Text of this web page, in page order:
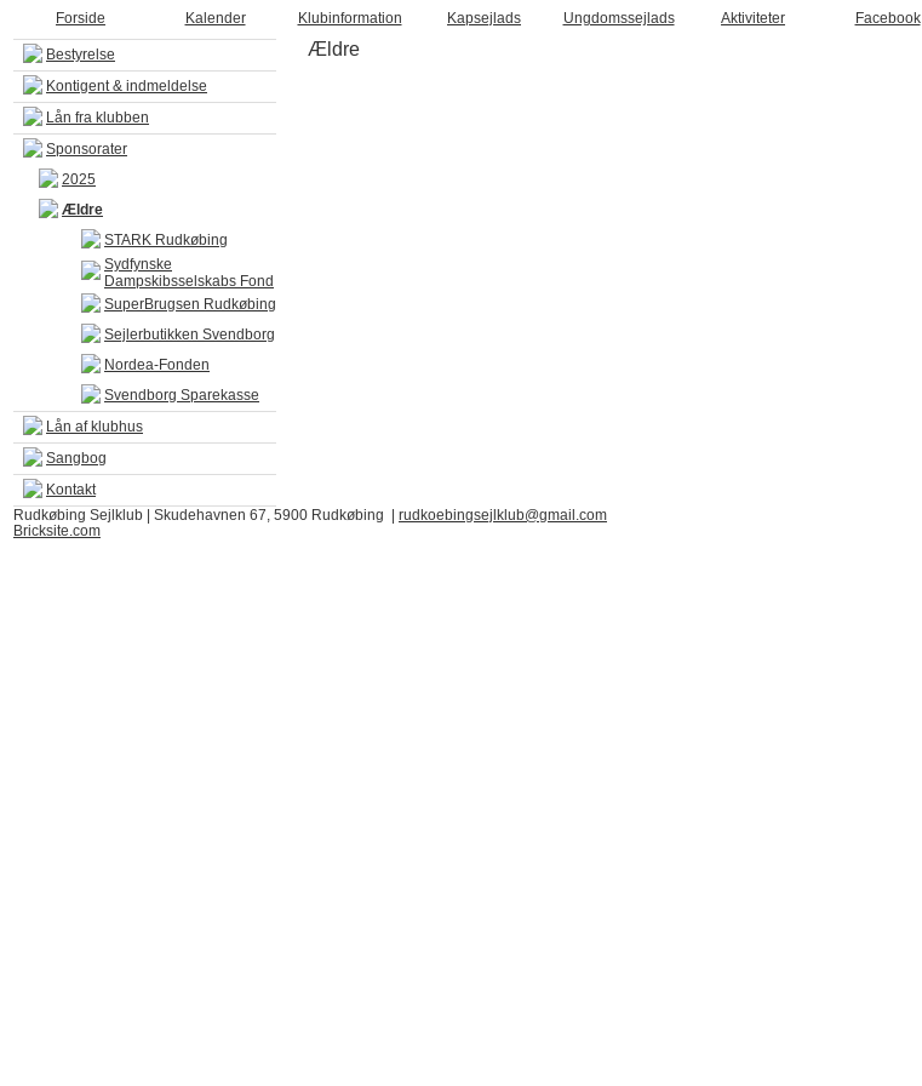
Forside Kalender Klubinformation Kapsejlads Ungdomssejlads Aktiviteter Facebook
Bestyrelse
Kontigent & indmeldelse
Lån fra klubben
Sponsorater
2025
Ældre
STARK Rudkøbing
Sydfynske
Dampskibsselskabs Fond
SuperBrugsen Rudkøbing
Sejlerbutikken Svendborg
Nordea-Fonden
Svendborg Sparekasse
Lån af klubhus
Sangbog
Kontakt
Ældre
Rudkøbing Sejlklub | Skudehavnen 67, 5900 Rudkøbing | rudkoebingsejlklub@gmail.com
Bricksite.com